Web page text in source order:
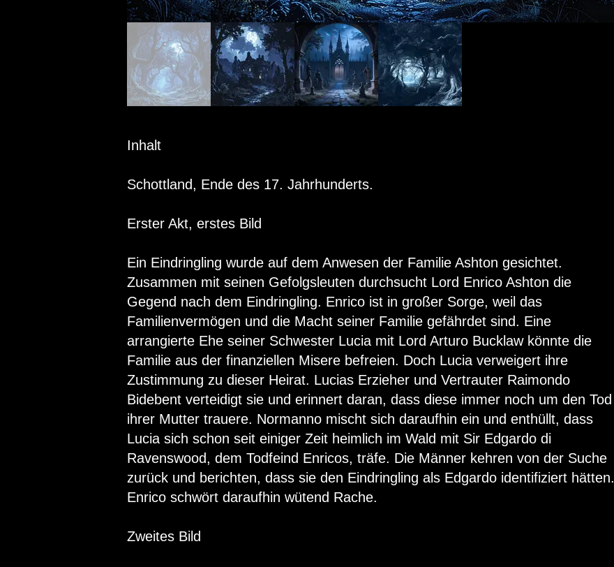
Inhalt
Schottland, Ende des 17. Jahrhunderts.
Erster Akt, erstes Bild
Ein Eindringling wurde auf dem Anwesen der Familie Ashton gesichtet.
Zusammen mit seinen Gefolgsleuten durchsucht Lord Enrico Ashton die
Gegend nach dem Eindringling. Enrico ist in großer Sorge, weil das
Familienvermögen und die Macht seiner Familie gefährdet sind. Eine
arrangierte Ehe seiner Schwester Lucia mit Lord Arturo Bucklaw könnte die
Familie aus der finanziellen Misere befreien. Doch Lucia verweigert ihre
Zustimmung zu dieser Heirat. Lucias Erzieher und Vertrauter Raimondo
Bidebent verteidigt sie und erinnert daran, dass diese immer noch um den Tod
ihrer Mutter trauere. Normanno mischt sich daraufhin ein und enthüllt, dass
Lucia sich schon seit einiger Zeit heimlich im Wald mit Sir Edgardo di
Ravenswood, dem Todfeind Enricos, träfe. Die Männer kehren von der Suche
zurück und berichten, dass sie den Eindringling als Edgardo identifiziert hätten.
Enrico schwört daraufhin wütend Rache.
Zweites Bild